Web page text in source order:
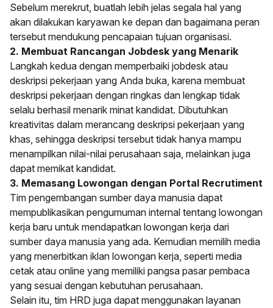
Sebelum merekrut, buatlah lebih jelas segala hal yang
akan dilakukan karyawan ke depan dan bagaimana peran
tersebut mendukung pencapaian tujuan organisasi.
2. Membuat Rancangan Jobdesk yang Menarik
Langkah kedua dengan memperbaiki jobdesk atau
deskripsi pekerjaan yang Anda buka, karena membuat
deskripsi pekerjaan dengan ringkas dan lengkap tidak
selalu berhasil menarik minat kandidat. Dibutuhkan
kreativitas dalam merancang deskripsi pekerjaan yang
khas, sehingga deskripsi tersebut tidak hanya mampu
menampilkan nilai-nilai perusahaan saja, melainkan juga
dapat memikat kandidat.
3. Memasang Lowongan dengan Portal Recrutiment
Tim pengembangan sumber daya manusia dapat
mempublikasikan pengumuman internal tentang lowongan
kerja baru untuk mendapatkan lowongan kerja dari
sumber daya manusia yang ada. Kemudian memilih media
yang menerbitkan iklan lowongan kerja, seperti media
cetak atau online yang memiliki pangsa pasar pembaca
yang sesuai dengan kebutuhan perusahaan.
Selain itu, tim HRD juga dapat menggunakan layanan